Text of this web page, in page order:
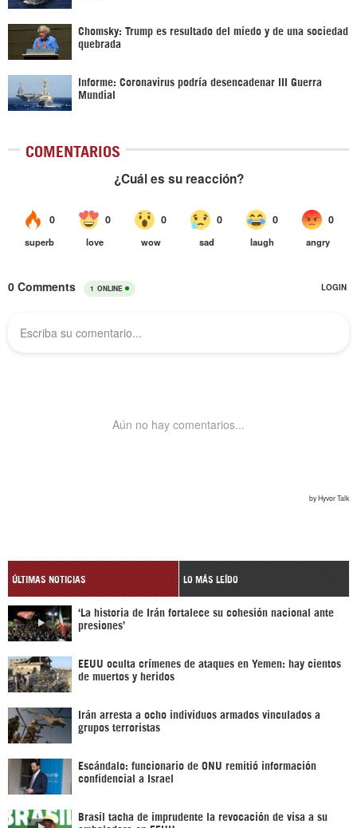
Chomsky: Trump es resultado del miedo y de una sociedad
quebrada
Informe: Coronavirus podría desencadenar III Guerra
Mundial
COMENTARIOS
ÚLTIMAS NOTICIAS LO MÁS LEÍDO
‘La historia de Irán fortalece su cohesión nacional ante
presiones’
EEUU oculta crímenes de ataques en Yemen: hay cientos
de muertos y heridos
Irán arresta a ocho individuos armados vinculados a
grupos terroristas
Escándalo: funcionario de ONU remitió información
confidencial a Israel
Brasil tacha de imprudente la revocación de visa a su